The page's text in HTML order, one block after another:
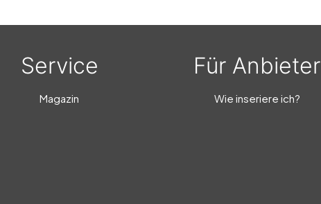
Service
Magazin
Für Anbieter
Wie inseriere ich?